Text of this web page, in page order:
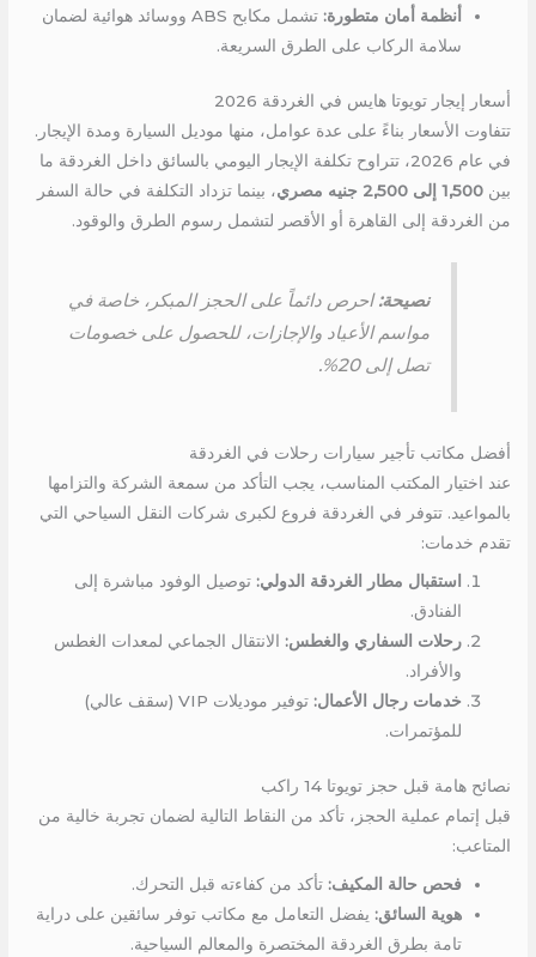
أنظمة أمان متطورة:
تشمل مكابح ABS ووسائد هوائية لضمان
سلامة الركاب على الطرق السريعة.
أسعار إيجار تويوتا هايس في الغردقة 2026
تتفاوت الأسعار بناءً على عدة عوامل، منها موديل السيارة ومدة الإيجار.
في عام 2026، تتراوح تكلفة الإيجار اليومي بالسائق داخل الغردقة ما
بين1,500 إلى 2,500 جنيه مصري
، بينما تزداد التكلفة في حالة السفر
من الغردقة إلى القاهرة أو الأقصر لتشمل رسوم الطرق والوقود.
نصيحة:احرص دائماً على الحجز المبكر، خاصة في
مواسم الأعياد والإجازات، للحصول على خصومات
تصل إلى 20%.
أفضل مكاتب تأجير سيارات رحلات في الغردقة
عند اختيار المكتب المناسب، يجب التأكد من سمعة الشركة والتزامها
بالمواعيد. تتوفر في الغردقة فروع لكبرى شركات النقل السياحي التي
تقدم خدمات:
استقبال مطار الغردقة الدولي: توصيل الوفود مباشرة إلى
الفنادق.
رحلات السفاري والغطس: الانتقال الجماعي لمعدات الغطس
والأفراد.
خدمات رجال الأعمال:
توفير موديلات VIP (سقف عالي)
للمؤتمرات.
نصائح هامة قبل حجز تويوتا 14 راكب
قبل إتمام عملية الحجز، تأكد من النقاط التالية لضمان تجربة خالية من
المتاعب:
فحص حالة المكيف: تأكد من كفاءته قبل التحرك.
هوية السائق: يفضل التعامل مع مكاتب توفر سائقين على دراية
تامة بطرق الغردقة المختصرة والمعالم السياحية.